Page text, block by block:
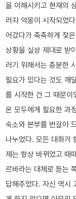
을 이해시키고 현재의
러자 악몽이 시작되었
어갔다가 축축하게 젖
상황을 실상 제대로 받
러기 위해서는 충분한
필요가 있다는 것도 깨
를 시작한 건 그 때문이
온 모두에게 필요한 과
숙소와 본부를 번갈아
나누었다. 모든 대화가
제는 항상 바뀌었고 때
르바라는 대체로 듣는
답해주었다. 자신 역시